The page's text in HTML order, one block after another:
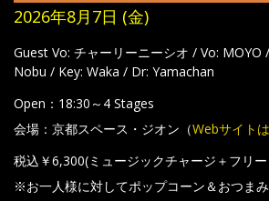
2026年8月7日 (金)
Guest Vo: チャーリーニーシオ / Vo: MOYO
Nobu / Key: Waka / Dr: Yamachan
Open：18:30～4 Stages
会場：京都スペース・ジオン（Webサイト
税込￥6,300(ミュージックチャージ＋フリ
※お一人様に対してポップコーン＆おつまみ